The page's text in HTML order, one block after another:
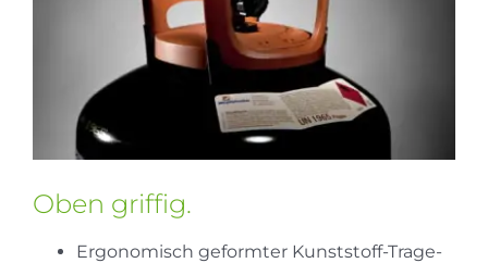
Oben griffig.
Ergonomisch geformter Kunststoff-Trage-